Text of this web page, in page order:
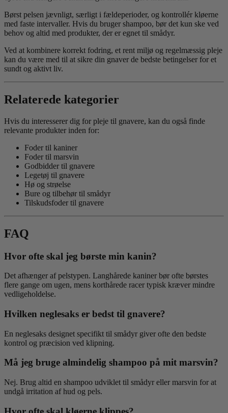
Børst pelsen jævnligt, særligt i fældeperioder, og kontrollér kløerne
med faste intervaller. Hvis du bruger shampoo, bør det kun ske ved
behov og altid med produkter, der er egnet til smådyr.
Ved at kombinere korrekt fodring, et rent miljø og regelmæssig pleje
kan du være med til at sikre din gnaver de bedste betingelser for et
sundt og aktivt liv.
Relaterede kategorier
Hvis du interesserer dig for pleje til gnavere, kan du også finde
relevante produkter inden for:
Foder til kaniner
Foder til marsvin
Godbidder til gnavere
Legetøj til gnavere
Hø og strøelse
Bure og tilbehør til smådyr
Tilskudsfoder til gnavere
FAQ
Hvor ofte skal jeg børste min kanin?
Det afhænger af pelstypen. Langhårede kaniner bør ofte børstes
flere gange om ugen, mens korthårede racer typisk kræver mindre
vedligeholdelse.
Hvilken neglesaks er bedst til gnavere?
En neglesaks designet specifikt til smådyr giver ofte den bedste
kontrol og præcision ved klipning.
Må jeg bruge almindelig shampoo på mit marsvin?
Nej. Brug altid en shampoo udviklet til smådyr eller marsvin for at
undgå irritation af hud og pels.